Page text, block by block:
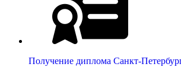
Получение диплома Санкт-